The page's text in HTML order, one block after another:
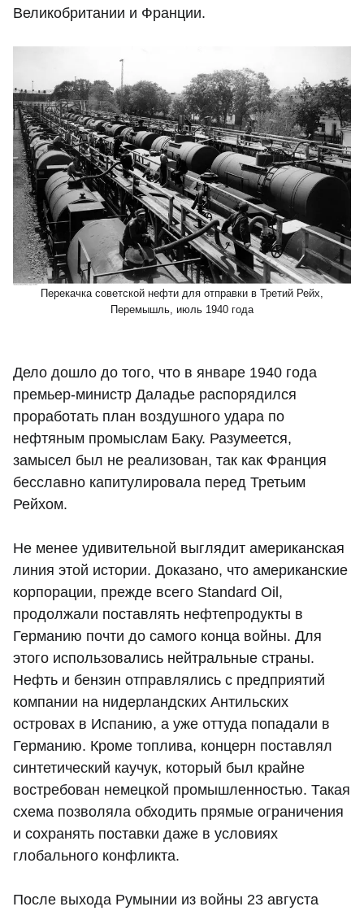
Великобритании и Франции.
Перекачка советской нефти для отправки в Третий Рейх,
Перемышль, июль 1940 года
Дело дошло до того, что в январе 1940 года
премьер-министр Даладье распорядился
проработать план воздушного удара по
нефтяным промыслам Баку. Разумеется,
замысел был не реализован, так как Франция
бесславно капитулировала перед Третьим
Рейхом.
Не менее удивительной выглядит американская
линия этой истории. Доказано, что американские
корпорации, прежде всего Standard Oil,
продолжали поставлять нефтепродукты в
Германию почти до самого конца войны. Для
этого использовались нейтральные страны.
Нефть и бензин отправлялись с предприятий
компании на нидерландских Антильских
островах в Испанию, а уже оттуда попадали в
Германию. Кроме топлива, концерн поставлял
синтетический каучук, который был крайне
востребован немецкой промышленностью. Такая
схема позволяла обходить прямые ограничения
и сохранять поставки даже в условиях
глобального конфликта.
После выхода Румынии из войны 23 августа